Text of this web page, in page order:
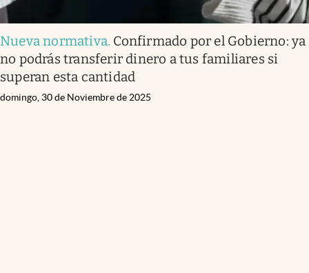
Nueva normativa. Confirmado por el Gobierno: ya
no podrás transferir dinero a tus familiares si
superan esta cantidad
domingo, 30 de Noviembre de 2025